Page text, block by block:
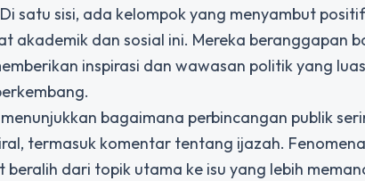
satu sisi, ada kelompok yang menyambut positif
akademik dan sosial ini. Mereka beranggapan
inspirasi dan wawasan politik yang
bagaimana perbincangan publik
termasuk komentar tentang ijazah.
dari topik utama ke isu yang lebih